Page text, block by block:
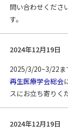
問い合わせくださ
す。
2024年12月19日
2025/3/20~3/22ま
再生医療学会総会
スにお立ち寄りく
2024年12月19日